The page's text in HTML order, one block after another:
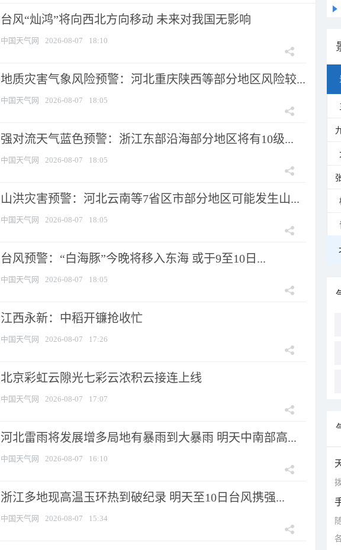
台风“灿鸿”将向西北方向移动 未来对我国无影响
中国天气网 2026-08-07 18:10
地质灾害气象风险预警：河北重庆陕西等部分地区风险较...
中国天气网 2026-08-07 18:05
强对流天气蓝色预警：浙江东部沿海部分地区将有10级...
中国天气网 2026-08-07 18:05
山洪灾害预警：河北云南等7省区市部分地区可能发生山...
中国天气网 2026-08-07 18:05
台风预警：“白海豚”今晚将移入东海 或于9至10日...
中国天气网 2026-08-07 18:05
江西永新：中稻开镰抢收忙
中国天气网 2026-08-07 17:26
北京彩虹云隙光七彩云浓积云接连上线
中国天气网 2026-08-07 17:07
河北雷雨将发展增多局地有暴雨到大暴雨 明天中南部高...
中国天气网 2026-08-07 16:10
浙江多地现高温玉环热到破纪录 明天至10日台风携强...
中国天气网 2026-08-07 15:34